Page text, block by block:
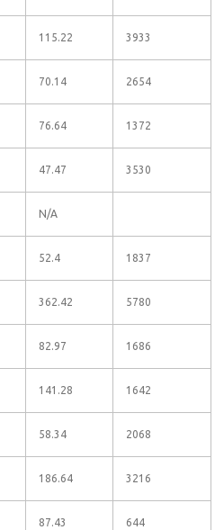
115.22 3933
70.14 2654
76.64 1372
47.47 3530
N/A
52.4 1837
362.42 5780
82.97 1686
141.28 1642
58.34 2068
186.64 3216
87.43 644